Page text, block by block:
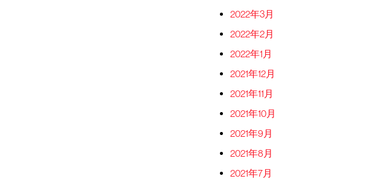
2022年3月
2022年2月
2022年1月
2021年12月
2021年11月
2021年10月
2021年9月
2021年8月
2021年7月